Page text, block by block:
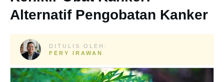
Alternatif Pengobatan Kanker
DITULIS OLEH:
FERY IRAWAN